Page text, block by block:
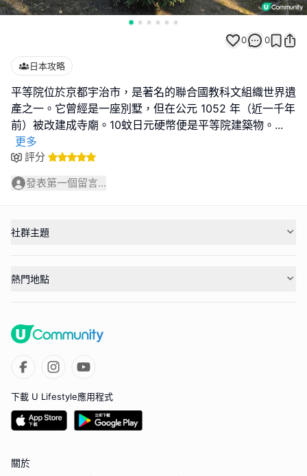
0 0
日本攻略
平等院位於京都宇治市，是著名的聯合國教科文組織世界遺
產之一。它曾經是一座別墅，但在公元 1052 年（近一千年
前）被改建成寺廟。10蚊日元硬幣便是平等院建築物。 ...
更多
評分
發表第一個留言...
社群主題
熱門地點
下載 U Lifestyle應用程式
關於